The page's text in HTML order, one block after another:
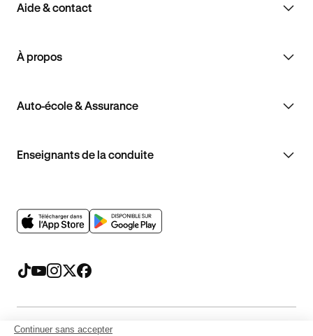
Aide & contact
À propos
Auto-école & Assurance
Enseignants de la conduite
Continuer sans accepter